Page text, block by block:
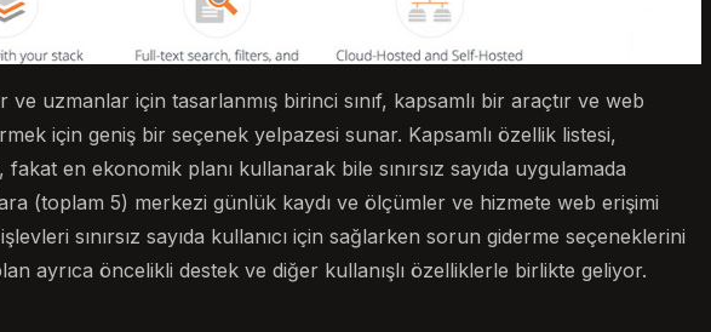
uzmanlar için tasarlanmış birinci sınıf, kapsamlı bir araçtır ve web
için geniş bir seçenek yelpazesi sunar. Kapsamlı özellik listesi,
fakat en ekonomik planı kullanarak bile sınırsız sayıda uygulamada
(toplam 5) merkezi günlük kaydı ve ölçümler ve hizmete web erişimi
sınırsız sayıda kullanıcı için sağlarken sorun giderme seçeneklerini
ayrıca öncelikli destek ve diğer kullanışlı özelliklerle birlikte geliyor.